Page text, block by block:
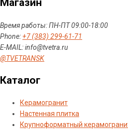
Магазин
Время работы: ПН-ПТ 09:00-18:00
Phone:+7 (383) 299-61-71
E-MAIL: info@tvetra.ru
@TVETRANSK
Каталог
Керамогранит
Настенная плитка
Крупноформатный